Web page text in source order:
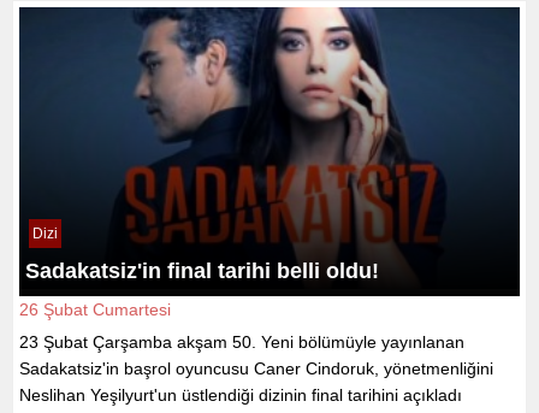
Dizi
Sadakatsiz'in final tarihi belli oldu!
26 Şubat Cumartesi
23 Şubat Çarşamba akşam 50. Yeni bölümüyle yayınlanan
Sadakatsiz'in başrol oyuncusu Caner Cindoruk, yönetmenliğini
Neslihan Yeşilyurt'un üstlendiği dizinin final tarihini açıkladı